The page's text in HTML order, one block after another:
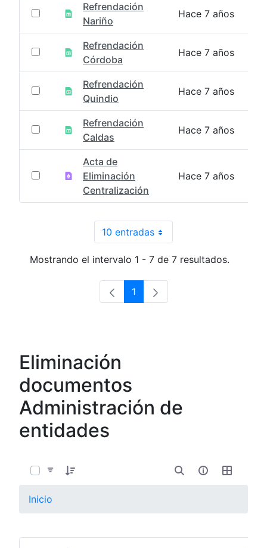
Refrendación
Nariño
Hace 7 años
Refrendación
Córdoba
Hace 7 años
Refrendación
Quindio
Hace 7 años
Refrendación
Caldas
Hace 7 años
Acta de
Eliminación
Centralización
Hace 7 años
10 entradasPor página
Mostrando el intervalo 1 - 7 de 7 resultados.
Página
1
Eliminación
documentos
Administración de
entidades
Inicio